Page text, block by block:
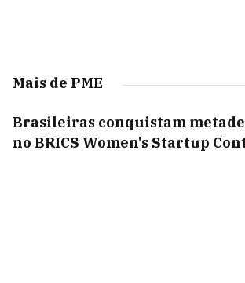
Mais de PME
Brasileiras conquistam
no BRICS Women's Startup